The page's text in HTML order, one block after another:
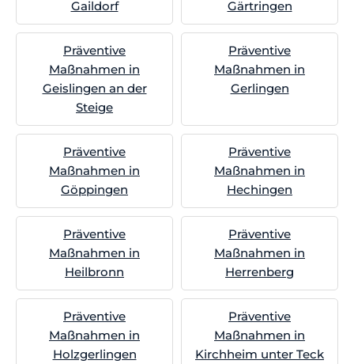
Gaildorf Gärtringen
Präventive
Maßnahmen in
Geislingen an der
Steige
Präventive
Maßnahmen in
Gerlingen
Präventive
Maßnahmen in
Göppingen
Präventive
Maßnahmen in
Hechingen
Präventive
Maßnahmen in
Heilbronn
Präventive
Maßnahmen in
Herrenberg
Präventive
Maßnahmen in
Holzgerlingen
Präventive
Maßnahmen in
Kirchheim unter Teck